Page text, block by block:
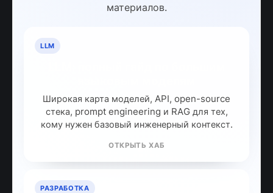
материалов.
LLM
Широкая карта моделей, API, open-source
стека, prompt engineering и RAG для тех,
кому нужен базовый инженерный контекст.
ОТКРЫТЬ ХАБ
РАЗРАБОТКА